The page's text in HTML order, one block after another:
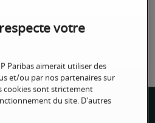
votre
Paribas aimerait utiliser des
et/ou par nos partenaires sur
cookies sont strictement
du site. D'autres